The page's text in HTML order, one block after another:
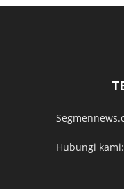
Hubungi kami: